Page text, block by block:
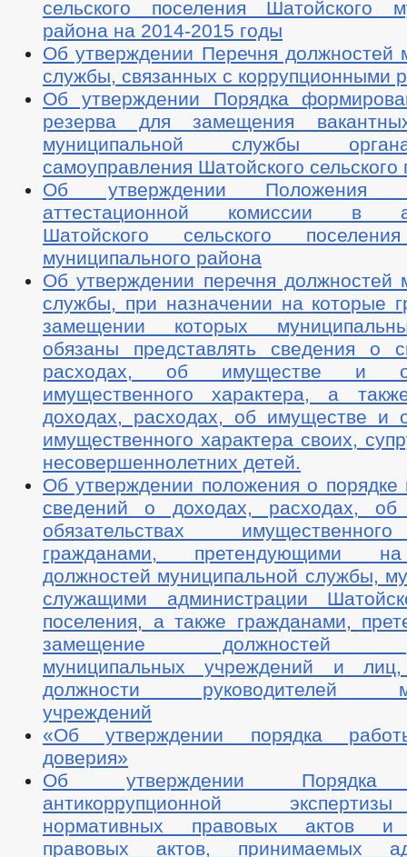
сельского поселения Шатойского
района на 2014-2015 годы
Об утверждении Перечня должностей
службы, связанных с коррупционными
Об утверждении Порядка
резерва для замещения
муниципальной службы
самоуправления Шатойского сельского
Об утверждении Положения
аттестационной комиссии в
Шатойского сельского
муниципального района
Об утверждении перечня должностей
службы, при назначении на которые
замещении которых
обязаны представлять сведения о
расходах, об имуществе и
имущественного характера, а
доходах, расходах, об имуществе и
имущественного характера своих,
несовершеннолетних детей.
Об утверждении положения о порядке
сведений о доходах, расходах,
обязательствах
гражданами, претендующими
должностей муниципальной службы,
служащими администрации
поселения, а также гражданами,
замещение должностей
муниципальных учреждений и
должности руководителей
учреждений
«Об утверждении порядка
доверия»
Об утверждении Порядка
антикоррупционной
нормативных правовых актов и
правовых актов, принимаемых